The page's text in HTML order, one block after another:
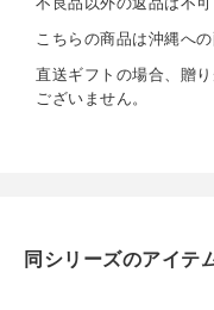
約565g
こちらの商品は沖縄へ
直送ギフトの場合、贈
ございません。
同シリーズのアイテ